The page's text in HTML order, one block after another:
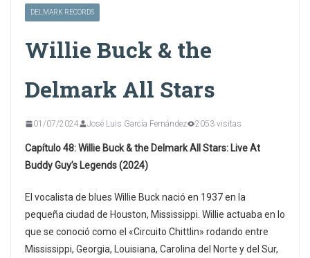
DELMARK RECORDS
Willie Buck & the
Delmark All Stars
01/07/2024 José Luis García Fernández 2053 visitas
Capítulo 48: Willie Buck & the Delmark All Stars: Live At
Buddy Guy’s Legends (2024)
El vocalista de blues Willie Buck nació en 1937 en la
pequeña ciudad de Houston, Mississippi. Willie actuaba en lo
que se conoció como el «Circuito Chittlin» rodando entre
Mississippi, Georgia, Louisiana, Carolina del Norte y del Sur,